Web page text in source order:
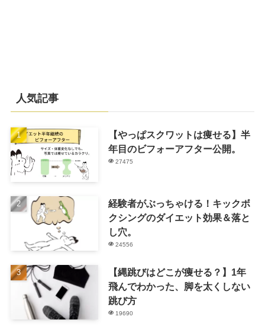
人気記事
【やっぱスクワットは痩せる】半
年目のビフォーアフター公開。
27475
経験者がぶっちゃける！キックボ
クシングのダイエット効果＆落と
し穴。
24556
【縄跳びはどこが痩せる？】1年
飛んでわかった、脚を太くしない
跳び方
19690